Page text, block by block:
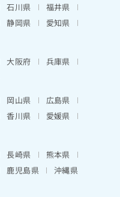
石川県
福井県
静岡県
愛知県
大阪府
兵庫県
岡山県
広島県
香川県
愛媛県
長崎県
熊本県
鹿児島県 沖縄県